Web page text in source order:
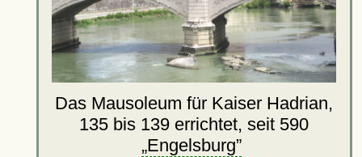
Das Mausoleum für Kaiser Hadrian,
135 bis 139 errichtet, seit 590
Engelsburg